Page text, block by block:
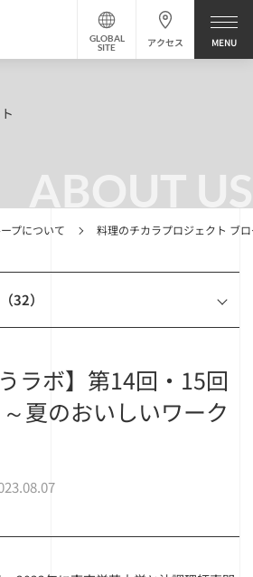
アクセス
GLOBAL
SITE
ABOUT US
プについて 料理のチカラプロジェクト ブ
32）
ラボ】第14回・15回
夏のおいしいワーク